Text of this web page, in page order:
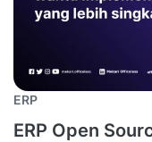
ERP
ERP Open